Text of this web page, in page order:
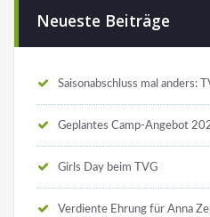
Neueste Beiträge
Saisonabschluss mal anders:
Geplantes Camp-Angebot
Girls Day beim TVG
Verdiente Ehrung für Anna